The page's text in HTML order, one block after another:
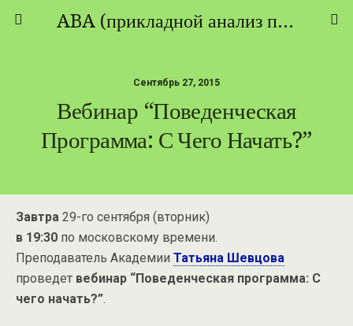
ABA (прикладной анализ поведения) - ТЕОРИЯ И ПРАКТИКА
Сентябрь 27, 2015
Вебинар “Поведенческая
Программа: С Чего Начать?”
Завтра 29-го сентября (вторник)
в 19:30 по московскому времени.
Преподаватель Академии Татьяна Шевцова
проведет вебинар “Поведенческая программа: С
чего начать?”.